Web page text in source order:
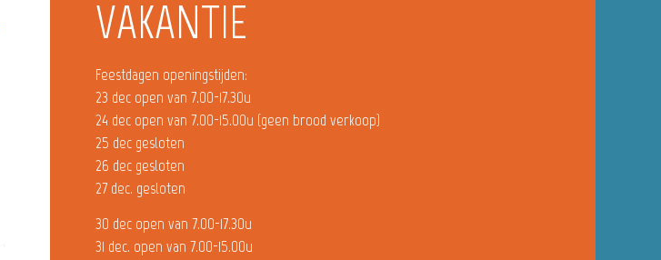
VAKANTIE
Feestdagen openingstijden:
23 dec open van 7.00-17.30u
24 dec open van 7.00-15.00u (geen brood verkoop)
25 dec gesloten
26 dec gesloten
27 dec. gesloten
30 dec open van 7.00-17.30u
31 dec. open van 7.00-15.00u